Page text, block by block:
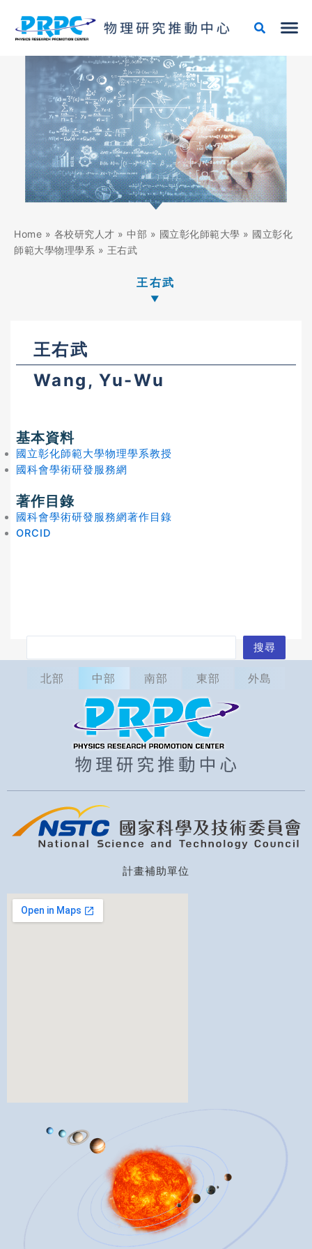
Home » 各校研究人才 » 中部 » 國立彰化師範大學 » 國立彰化
師範大學物理學系 » 王右武
王右武
王右武
Wang, Yu-Wu
基本資料
國立彰化師範大學物理學系教授
國科會學術研發服務網
著作目錄
國科會學術研發服務網著作目錄
ORCID
搜尋
北部 中部 南部 東部 外島
計畫補助單位